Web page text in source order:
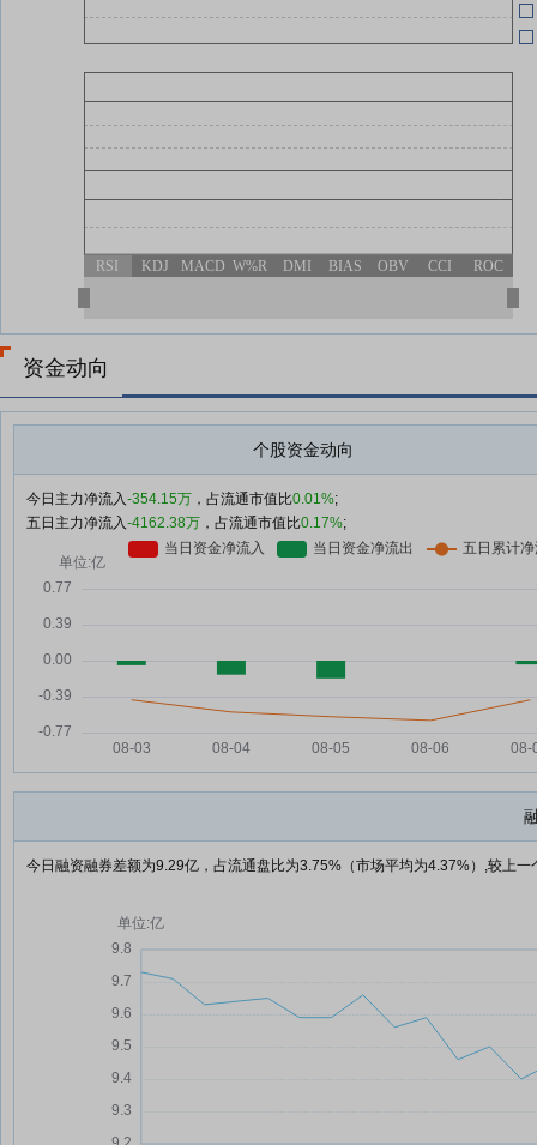
RSI KDJ MACD W%R DMI BIAS OBV CCI ROC
资金动向
个股资金动向
今日主力净流入-354.15万 ，占流通市值比0.01%;
五日主力净流入-4162.38万 ，占流通市值比0.17%;
今日融资融券差额为9.29亿，占流通盘比为3.75%（市场平均为4.37%）,较上一